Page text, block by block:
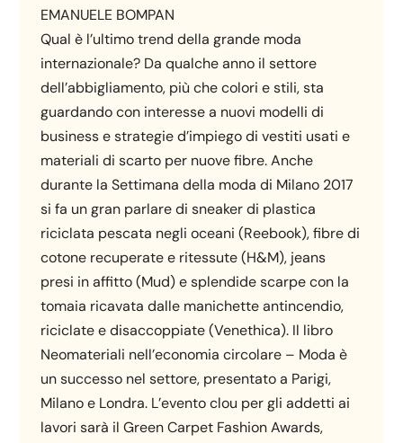
EMANUELE BOMPAN
Qual è l’ultimo trend della grande moda
internazionale? Da qualche anno il settore
dell’abbigliamento, più che colori e stili, sta
guardando con interesse a nuovi modelli di
business e strategie d’impiego di vestiti usati e
materiali di scarto per nuove fibre. Anche
durante la Settimana della moda di Milano 2017
si fa un gran parlare di sneaker di plastica
riciclata pescata negli oceani (Reebook), fibre di
cotone recuperate e ritessute (H&M), jeans
presi in affitto (Mud) e splendide scarpe con la
tomaia ricavata dalle manichette antincendio,
riciclate e disaccoppiate (Venethica). Il libro
Neomateriali nell’economia circolare – Moda è
un successo nel settore, presentato a Parigi,
Milano e Londra. L’evento clou per gli addetti ai
lavori sarà il Green Carpet Fashion Awards,